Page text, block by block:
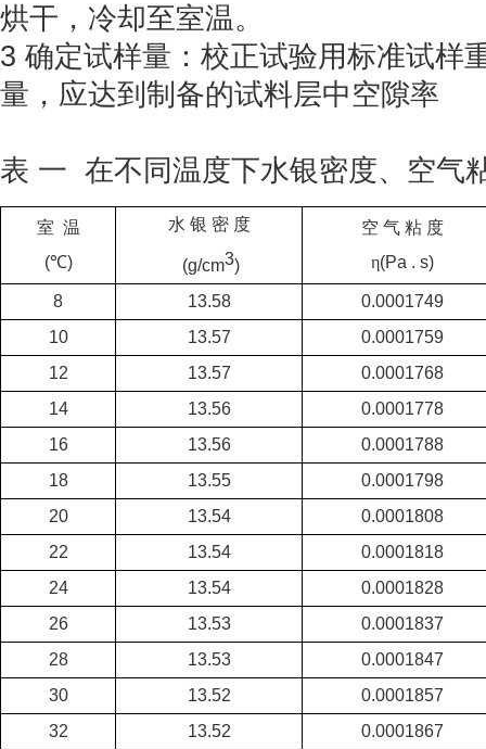
烘干，冷却至室温。
3 确定试样量：校正试验用标准试样
量，应达到制备的试料层中空隙率
表 一 在不同温度下水银密度、空气
室 温
(℃)
水 银 密 度
(g/cm3)
空 气 粘 度
η(Pa . s)
8 13.58
0.0001749
10
13.57
0.0001759
12
13.57
0.0001768
14
13.56
0.0001778
16
13.56
0.0001788
18
13.55
0.0001798
20
13.54
0.0001808
22
13.54
0.0001818
24
13.54
0.0001828
26
13.53
0.0001837
28
13.53
0.0001847
30
13.52
0.0001857
32
13.52
0.0001867